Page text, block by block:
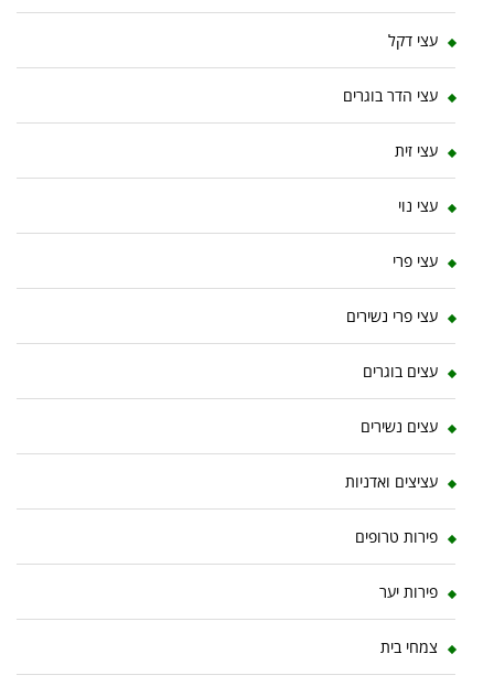
עצי דקל
עצי הדר בוגרים
עצי זית
עצי נוי
עצי פרי
עצי פרי נשירים
עצים בוגרים
עצים נשירים
עציצים ואדניות
פירות טרופים
פירות יער
צמחי בית